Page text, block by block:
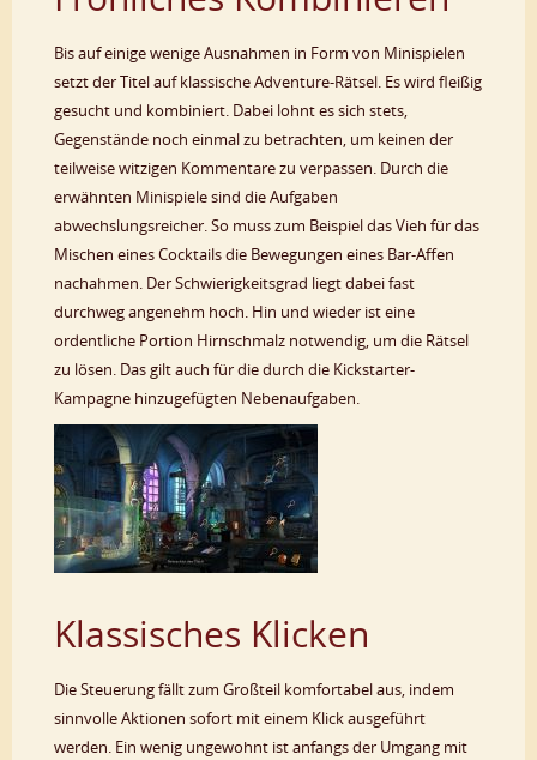
Bis auf einige wenige Ausnahmen in Form von Minispielen
setzt der Titel auf klassische Adventure-Rätsel. Es wird fleißig
gesucht und kombiniert. Dabei lohnt es sich stets,
Gegenstände noch einmal zu betrachten, um keinen der
teilweise witzigen Kommentare zu verpassen. Durch die
erwähnten Minispiele sind die Aufgaben
abwechslungsreicher. So muss zum Beispiel das Vieh für das
Mischen eines Cocktails die Bewegungen eines Bar-Affen
nachahmen. Der Schwierigkeitsgrad liegt dabei fast
durchweg angenehm hoch. Hin und wieder ist eine
ordentliche Portion Hirnschmalz notwendig, um die Rätsel
zu lösen. Das gilt auch für die durch die Kickstarter-
Kampagne hinzugefügten Nebenaufgaben.
Klassisches Klicken
Die Steuerung fällt zum Großteil komfortabel aus, indem
sinnvolle Aktionen sofort mit einem Klick ausgeführt
werden. Ein wenig ungewohnt ist anfangs der Umgang mit